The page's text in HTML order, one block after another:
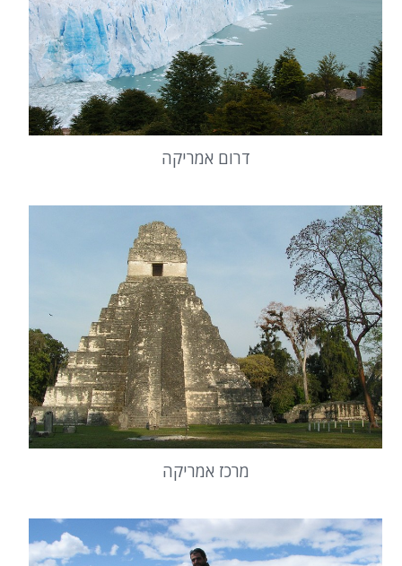
דרום אמריקה
מרכז אמריקה